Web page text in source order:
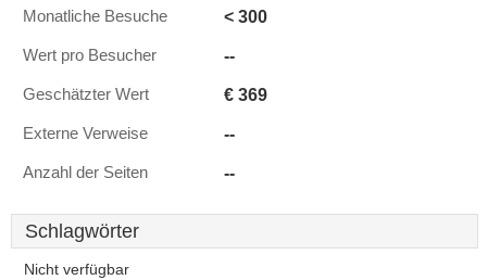
Monatliche Besuche < 300
Wert pro Besucher --
Geschätzter Wert € 369
Externe Verweise --
Anzahl der Seiten --
Schlagwörter
Nicht verfügbar